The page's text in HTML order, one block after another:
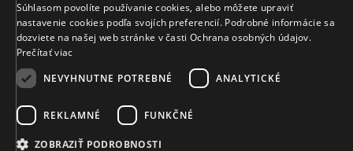
Sídlo spoločnosti
© MIKUŠ DIAMONDS, A.S. 2026. VŠETKY PRÁVA VYHRADENÉ.
Súhlasom povolíte používanie cookies, alebo môžete upraviť
nastavenie cookies podľa svojích preferencií. Podrobné informácie sa
dozviete na našej web stránke v časti Ochrana osobných údajov.
Prečítať viac
NEVYHNUTNE POTREBNÉ
ANALYTICKÉ
REKLAMNÉ FUNKČNÉ
ZOBRAZIŤ PODROBNOSTI